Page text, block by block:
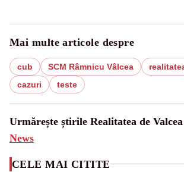
Mai multe articole despre
cub SCM Râmnicu Vâlcea
cazuri
teste
Urmărește știrile Realitatea de
News
CELE MAI CITITE